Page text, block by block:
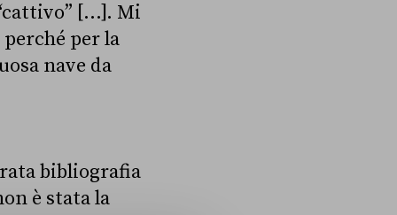
[…]. Mi
per la
nave da
bibliografia
è stata la